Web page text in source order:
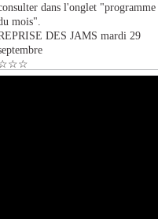
dans l'onglet "programme
mois".
DES JAMS mardi 29